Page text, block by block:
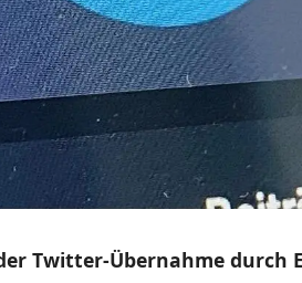
Twitter-Übernahme durch